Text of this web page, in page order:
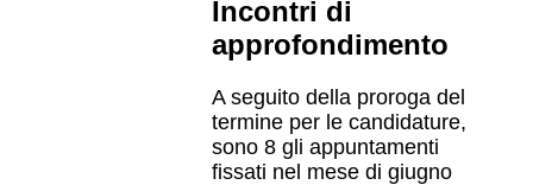
Incontri di
approfondimento
A seguito della proroga del
termine per le candidature,
sono 8 gli appuntamenti
fissati nel mese di giugno